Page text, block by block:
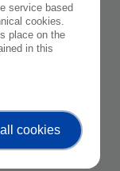
service based
cookies.
place on the
in this
cookies